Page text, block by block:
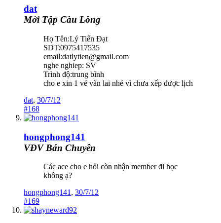
dat
Mới Tập Cầu Lông
Họ Tên:Lý Tiến Đạt
SDT:0975417535
email:datlytien@gmail.com
nghe nghiep: SV
Trình độ:trung bình
cho e xin 1 vé vãn lai nhé vì chưa xếp được lịch
dat, 30/7/12
#168
hongphong141
VĐV Bán Chuyên
Các ace cho e hỏi còn nhận member đi học
không ạ?
hongphong141 , 30/7/12
#169